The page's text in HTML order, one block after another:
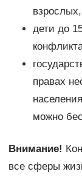
дети до
правах
можно
Внимание!
все сферы